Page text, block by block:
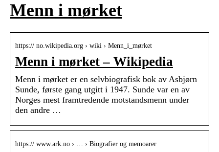
Menn i mørket
https:// no.wikipedia.org › wiki › Menn_i_mørket
Menn i mørket – Wikipedia
Menn i mørket er en selvbiografisk bok av Asbjørn
Sunde, første gang utgitt i 1947. Sunde var en av
Norges mest framtredende motstandsmenn under
den andre …
https:// www.ark.no › … › Biografier og memoarer